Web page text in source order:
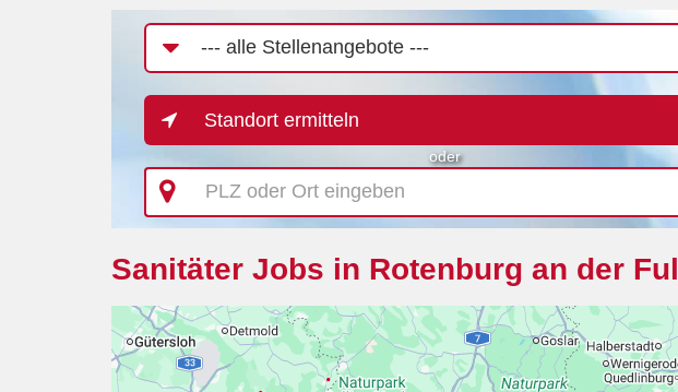
Job-
Kategorie
Standort ermitteln
oder
PLZ
oder
Ort
Sanitäter Jobs in Rotenburg an der